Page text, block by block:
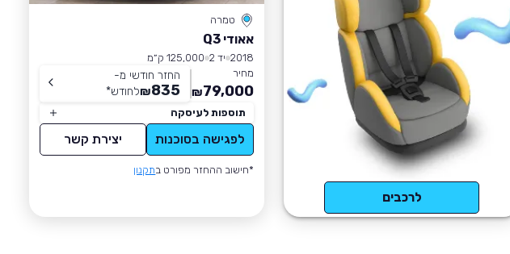
לרכבים
טמרה
אאודי Q3
2018 יד 2
125,000 ק״מ
מחיר
79,000
₪
החזר חודשי מ-
835
₪לחודש*
תוספות לעיסקה
לפגישה בסוכנות יצירת קשר
*חישוב ההחזר מפורט בתקנון